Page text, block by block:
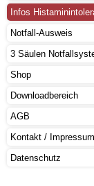
Infos
Notfall-Ausweis
3 Säulen
Shop
Downloadbereich
AGB
Kontakt / Impressum
Datenschutz